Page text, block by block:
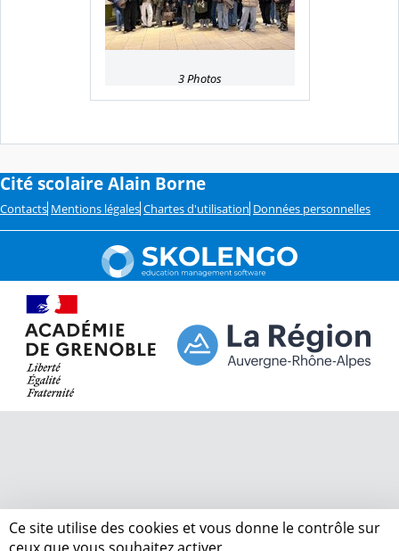
3 Photos
Cité scolaire Alain Borne
Contacts Mentions légales Chartes d'utilisation Données personnelles
Ce site utilise des cookies et vous donne le contrôle sur